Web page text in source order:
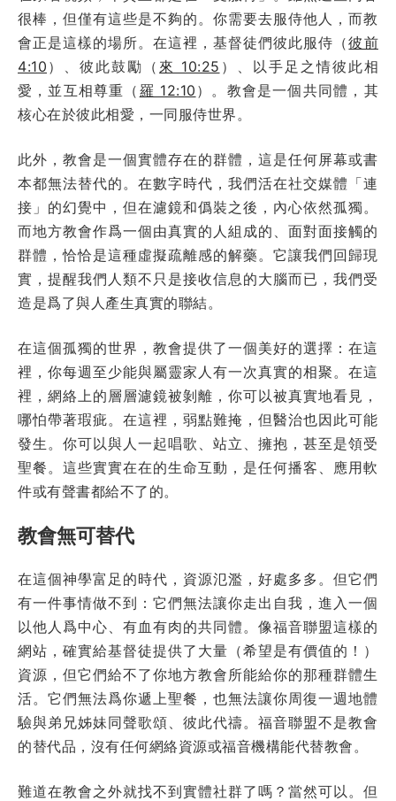
很棒，但僅有這些是不夠的。你需要去服侍他人，而教
會正是這樣的場所。在這裡，基督徒們彼此服侍（彼前
4:10 ）、彼此鼓勵（ 來 10:25 ）、以手足之情彼此相
愛，並互相尊重（ 羅 12:10 ）。教會是一個共同體，其
核心在於彼此相愛，一同服侍世界。
此外，教會是一個實體存在的群體，這是任何屏幕或書
本都無法替代的。在數字時代，我們活在社交媒體「連
接」的幻覺中，但在濾鏡和僞裝之後，內心依然孤獨。
而地方教會作爲一個由真實的人組成的、面對面接觸的
群體，恰恰是這種虛擬疏離感的解藥。它讓我們回歸現
實，提醒我們人類不只是接收信息的大腦而已，我們受
造是爲了與人產生真實的聯結。
在這個孤獨的世界，教會提供了一個美好的選擇：在這
裡，你每週至少能與屬靈家人有一次真實的相聚。在這
裡，網絡上的層層濾鏡被剝離，你可以被真實地看見，
哪怕帶著瑕疵。在這裡，弱點難掩，但醫治也因此可能
發生。你可以與人一起唱歌、站立、擁抱，甚至是領受
聖餐。這些實實在在的生命互動，是任何播客、應用軟
件或有聲書都給不了的。
教會無可替代
在這個神學富足的時代，資源氾濫，好處多多。但它們
有一件事情做不到：它們無法讓你走出自我，進入一個
以他人爲中心、有血有肉的共同體。像福音聯盟這樣的
網站，確實給基督徒提供了大量（希望是有價值的！）
資源，但它們給不了你地方教會所能給你的那種群體生
活。它們無法爲你遞上聖餐，也無法讓你周復一週地體
驗與弟兄姊妹同聲歌頌、彼此代禱。福音聯盟不是教會
的替代品，沒有任何網絡資源或福音機構能代替教會。
難道在教會之外就找不到實體社群了嗎？當然可以。但